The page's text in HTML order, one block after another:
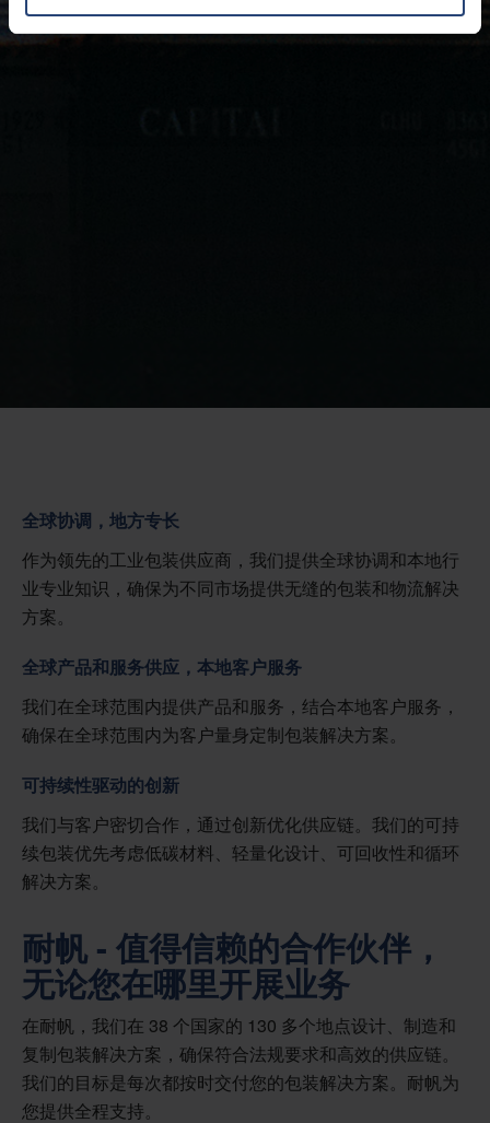
全球协调，地方专长
作为领先的工业包装供应商，我们提供全球协调和本地行
业专业知识，确保为不同市场提供无缝的包装和物流解决
方案。
全球产品和服务供应，本地客户服务
我们在全球范围内提供产品和服务，结合本地客户服务，
确保在全球范围内为客户量身定制包装解决方案。
可持续性驱动的创新
我们与客户密切合作，通过创新优化供应链。我们的可持
续包装优先考虑低碳材料、轻量化设计、可回收性和循环
解决方案。
耐帆 - 值得信赖的合作伙伴，
无论您在哪里开展业务
在耐帆，我们在 38 个国家的 130 多个地点设计、制造和
复制包装解决方案，确保符合法规要求和高效的供应链。
我们的目标是每次都按时交付您的包装解决方案。耐帆为
您提供全程支持。